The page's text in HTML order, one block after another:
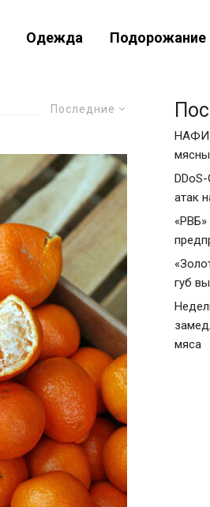
Одежда Подорожание
Последние
НАФИ:
атак
губ
мяса